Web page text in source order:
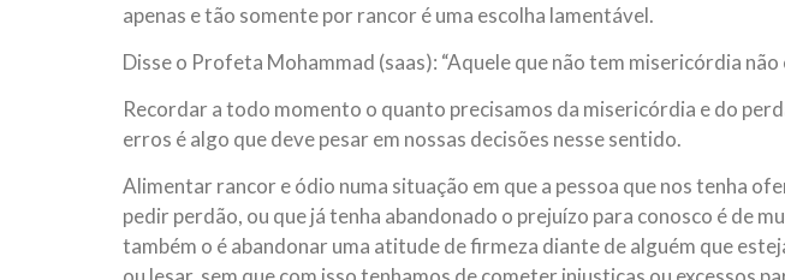
apenas e tão somente por rancor é uma escolha lamentável.
Disse o Profeta Mohammad (saas): “Aquele que não tem misericórdia
Recordar a todo momento o quanto precisamos da misericórdia e do
erros é algo que deve pesar em nossas decisões nesse sentido.
Alimentar rancor e ódio numa situação em que a pessoa que nos tenha
pedir perdão, ou que já tenha abandonado o prejuízo para conosco é de
também o é abandonar uma atitude de firmeza diante de alguém que